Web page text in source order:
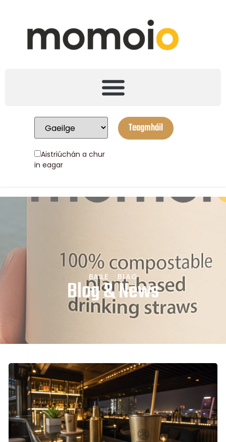
Aistriúchán a chur
in eagar
Teagmháil
BAILE BLAG
Blog & News